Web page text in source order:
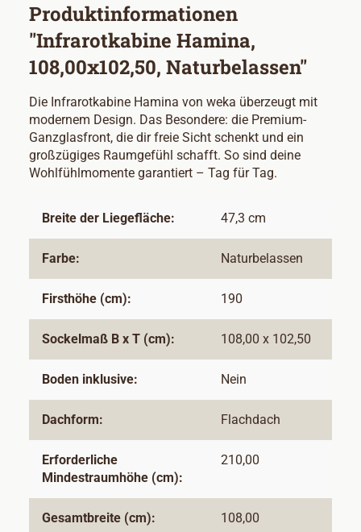
Produktinformationen
"Infrarotkabine Hamina,
108,00x102,50, Naturbelassen"
Die Infrarotkabine Hamina von weka überzeugt mit
modernem Design. Das Besondere: die Premium-
Ganzglasfront, die dir freie Sicht schenkt und ein
großzügiges Raumgefühl schafft. So sind deine
Wohlfühlmomente garantiert – Tag für Tag.
Breite der Liegefläche: 47,3 cm
Farbe: Naturbelassen
Firsthöhe (cm): 190
Sockelmaß B x T (cm): 108,00 x 102,50
Boden inklusive: Nein
Dachform: Flachdach
Erforderliche
Mindestraumhöhe (cm):
210,00
Gesamtbreite (cm): 108,00